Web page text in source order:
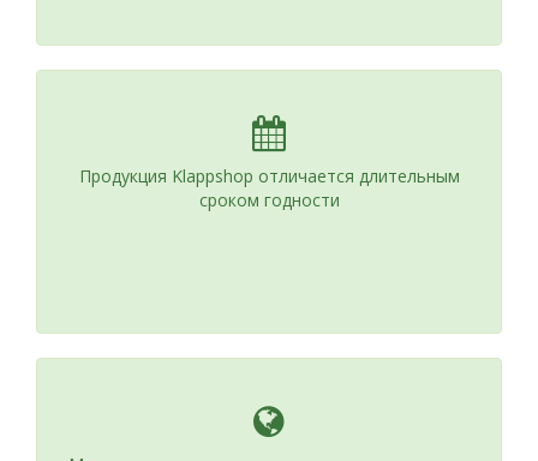
Продукция Klappshop отличается длительным
сроком годности